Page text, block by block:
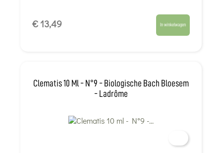
€ 13,49 In winkelwagen
Clematis 10 Ml - N°9 - Biologische Bach Bloesem
- Ladrôme